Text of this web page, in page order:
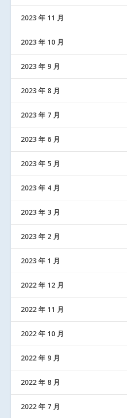
2023 年 11 月
2023 年 10 月
2023 年 9 月
2023 年 8 月
2023 年 7 月
2023 年 6 月
2023 年 5 月
2023 年 4 月
2023 年 3 月
2023 年 2 月
2023 年 1 月
2022 年 12 月
2022 年 11 月
2022 年 10 月
2022 年 9 月
2022 年 8 月
2022 年 7 月